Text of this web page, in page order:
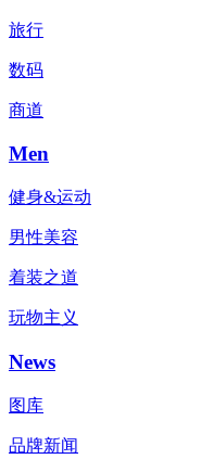
旅行
数码
商道
Men
健身&运动
男性美容
着装之道
玩物主义
News
图库
品牌新闻